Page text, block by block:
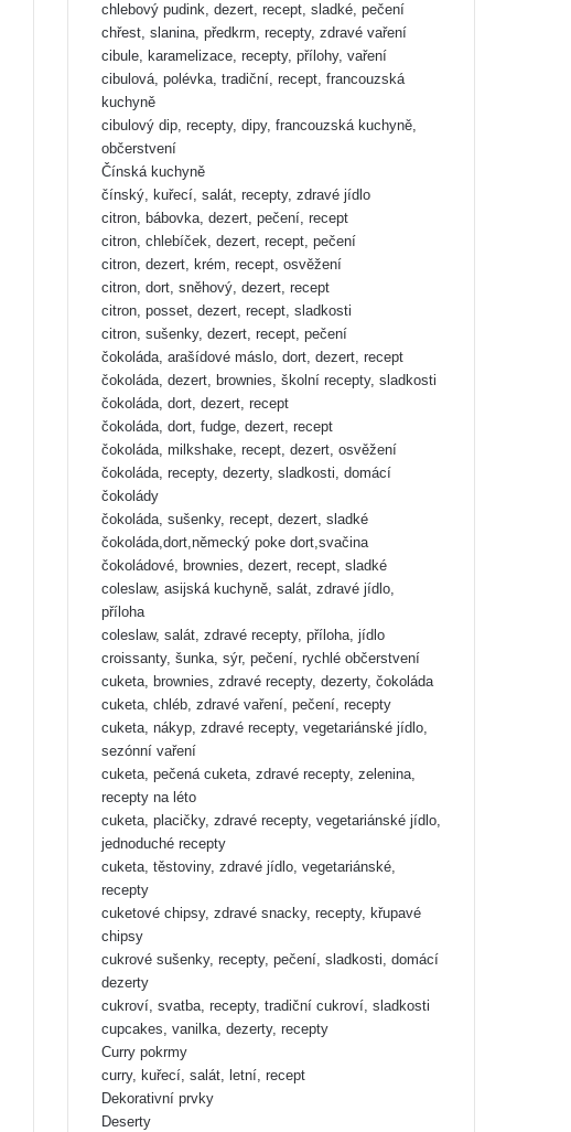
chlebový pudink, dezert, recept, sladké, pečení
chřest, slanina, předkrm, recepty, zdravé vaření
cibule, karamelizace, recepty, přílohy, vaření
cibulová, polévka, tradiční, recept, francouzská
kuchyně
cibulový dip, recepty, dipy, francouzská kuchyně,
občerstvení
Čínská kuchyně
čínský, kuřecí, salát, recepty, zdravé jídlo
citron, bábovka, dezert, pečení, recept
citron, chlebíček, dezert, recept, pečení
citron, dezert, krém, recept, osvěžení
citron, dort, sněhový, dezert, recept
citron, posset, dezert, recept, sladkosti
citron, sušenky, dezert, recept, pečení
čokoláda, arašídové máslo, dort, dezert, recept
čokoláda, dezert, brownies, školní recepty, sladkosti
čokoláda, dort, dezert, recept
čokoláda, dort, fudge, dezert, recept
čokoláda, milkshake, recept, dezert, osvěžení
čokoláda, recepty, dezerty, sladkosti, domácí
čokolády
čokoláda, sušenky, recept, dezert, sladké
čokoláda,dort,německý poke dort,svačina
čokoládové, brownies, dezert, recept, sladké
coleslaw, asijská kuchyně, salát, zdravé jídlo,
příloha
coleslaw, salát, zdravé recepty, příloha, jídlo
croissanty, šunka, sýr, pečení, rychlé občerstvení
cuketa, brownies, zdravé recepty, dezerty, čokoláda
cuketa, chléb, zdravé vaření, pečení, recepty
cuketa, nákyp, zdravé recepty, vegetariánské jídlo,
sezónní vaření
cuketa, pečená cuketa, zdravé recepty, zelenina,
recepty na léto
cuketa, placičky, zdravé recepty, vegetariánské jídlo,
jednoduché recepty
cuketa, těstoviny, zdravé jídlo, vegetariánské,
recepty
cuketové chipsy, zdravé snacky, recepty, křupavé
chipsy
cukrové sušenky, recepty, pečení, sladkosti, domácí
dezerty
cukroví, svatba, recepty, tradiční cukroví, sladkosti
cupcakes, vanilka, dezerty, recepty
Curry pokrmy
curry, kuřecí, salát, letní, recept
Dekorativní prvky
Deserty